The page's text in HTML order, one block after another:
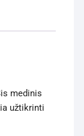
medinis
užtikrinti